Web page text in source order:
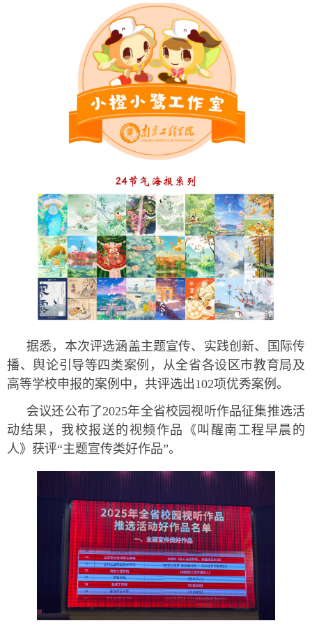
据悉，本次评选涵盖主题宣传、实践创新、国际传
播、舆论引导等四类案例，从全省各设区市教育局及
高等学校申报的案例中，共评选出102项优秀案例。
会议还公布了2025年全省校园视听作品征集推选活
动结果，我校报送的视频作品《叫醒南工程早晨的
人》获评“主题宣传类好作品”。